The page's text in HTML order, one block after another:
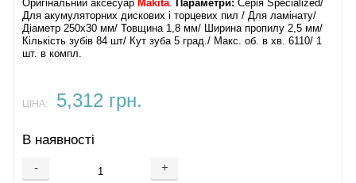
заповнити типову форму замовлення, попередньо
зробивши вибір за допомогою фільтра товарів. Напевно в
асортименті знайдеться диск для конкретних потреб.
але і вибрати серед відповідних варіантів найвигідніший за
одному, так і декільком відразу. Все новеньке, оригінальне,
застосовувати без обмежень.
Оригінальний аксесуар Makita Параметри: Серія Specialized/
Для акумуляторних дискових і торцевих пил / Для ламінату/
Діаметр 250х30 мм/ Товщина 1,8 мм/ Ширина пропилу 2,5 мм/
Кількість зубів 84 шт/ Кут зуба 5 град./ Макс. об. в хв. 6110/ 1
шт. в компл.
ЦІНА: 5,312 грн.
В наявності
- +